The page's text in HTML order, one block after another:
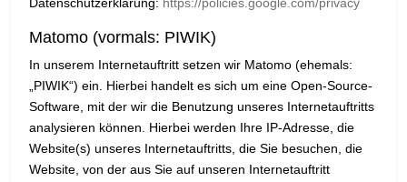
Datenschutzerklärung: https://policies.google.com/privacy
Matomo (vormals: PIWIK)
In unserem Internetauftritt setzen wir Matomo (ehemals:
„PIWIK“) ein. Hierbei handelt es sich um eine Open-Source-
Software, mit der wir die Benutzung unseres Internetauftritts
analysieren können. Hierbei werden Ihre IP-Adresse, die
Website(s) unseres Internetauftritts, die Sie besuchen, die
Website, von der aus Sie auf unseren Internetauftritt